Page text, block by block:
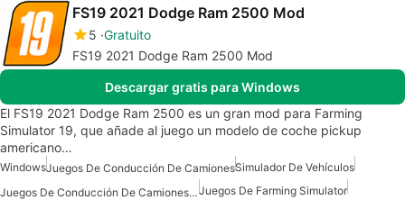
FS19 2021 Dodge Ram 2500 Mod
5 Gratuito
FS19 2021 Dodge Ram 2500 Mod
Descargar gratis para Windows
El FS19 2021 Dodge Ram 2500 es un gran mod para Farming
Simulator 19, que añade al juego un modelo de coche pickup
americano…
WindowsJuegos De Conducción De CamionesSimulador De Vehículos
Juegos De Conducción De Camiones Para WindowsJuegos De Farming Simulator